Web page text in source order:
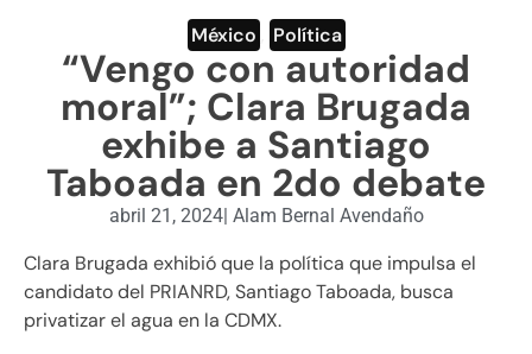
ENGLISH SECTION
VIDEOS
México Política
“Vengo con autoridad
moral”; Clara Brugada
exhibe a Santiago
Taboada en 2do debate
abril 21, 2024| Alam Bernal Avendaño
Clara Brugada exhibió que la política que impulsa el
candidato del PRIANRD, Santiago Taboada, busca
privatizar el agua en la CDMX.